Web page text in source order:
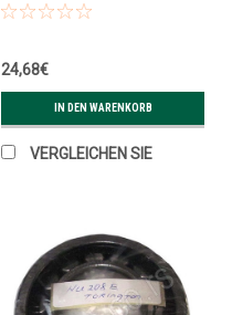
24,68€
IN DEN WARENKORB
VERGLEICHEN SIE